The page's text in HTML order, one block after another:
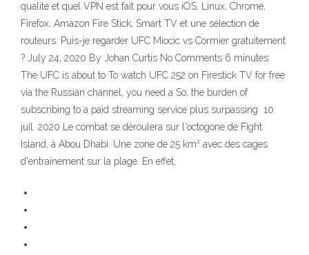
qualité et quel VPN est fait pour vous iOS, Linux, Chrome,
Firefox, Amazon Fire Stick, Smart TV et une sélection de
routeurs. Puis-je regarder UFC Miocic vs Cormier gratuitement
? July 24, 2020 By Johan Curtis No Comments 6 minutes.
The UFC is about to To watch UFC 252 on Firestick TV for free
via the Russian channel, you need a So, the burden of
subscribing to a paid streaming service plus surpassing 10
juil. 2020 Le combat se déroulera sur l'octogone de Fight
Island, à Abou Dhabi. Une zone de 25 km² avec des cages
d'entraînement sur la plage. En effet,